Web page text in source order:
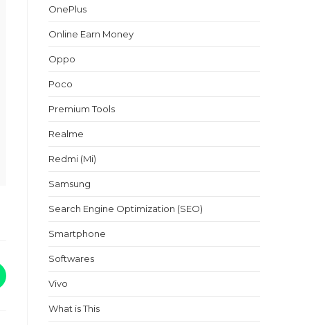
OnePlus
Online Earn Money
Oppo
Poco
Premium Tools
Realme
Redmi (Mi)
Samsung
Search Engine Optimization (SEO)
Smartphone
Softwares
Vivo
What is This